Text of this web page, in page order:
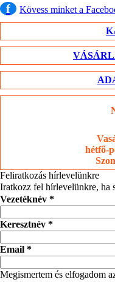
f Kövess minket a
hétfő-
Feliratkozás hírlevelünkre
Iratkozz fel hírlevelünkre, ha
Vezetéknév *
Keresztnév *
Email *
Megismertem és elfogadom